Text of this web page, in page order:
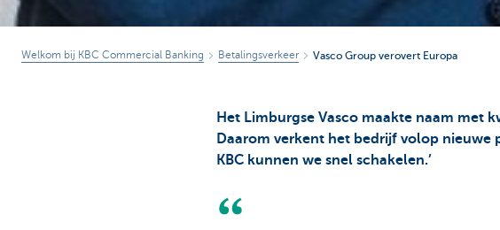
Welkom bij KBC Commercial Banking Betalingsverkeer Vasco Group verovert Europa
Het Limburgse Vasco maakte naam met
Daarom verkent het bedrijf volop nieuwe
KBC kunnen we snel schakelen.’